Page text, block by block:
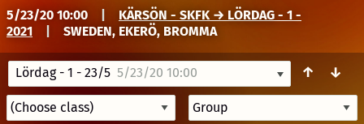
5/23/20 10:00
KÄRSÖN - SKFK → LÖRDAG - 1 -
2021
SWEDEN, EKERÖ, BROMMA
Lördag - 1 - 23/5 5/23/20 10:00 ↑ ↓